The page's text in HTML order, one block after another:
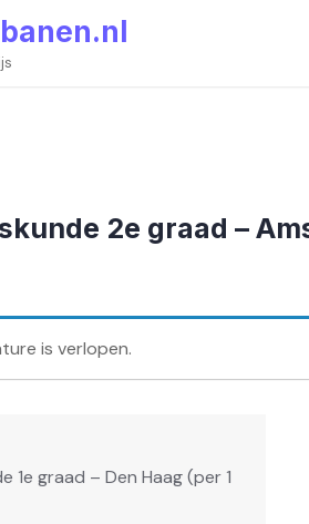
2e graad –
is verlopen.
1e graad – Den Haag (per 1